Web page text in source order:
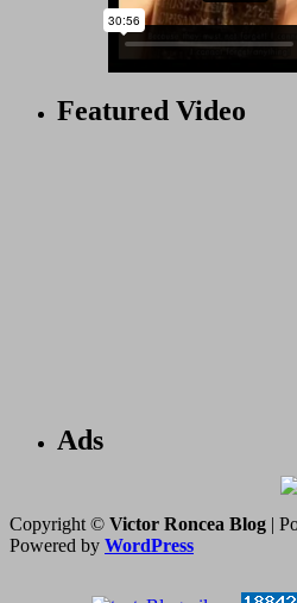
Featured Video
Ads
Copyright © Victor Roncea Blog |
Powered by WordPress